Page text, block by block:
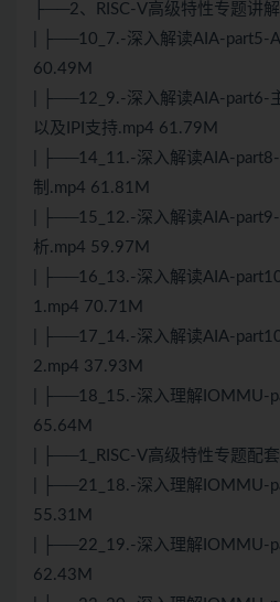
├──2、RISC-V高级特性专题讲解
| ├──10_7.-深入解读AIA-part5-
60.49M
| ├──12_9.-深入解读AIA-part6-
以及IPI支持.mp4 61.79M
| ├──14_11.-深入解读AIA-
制.mp4 61.81M
| ├──15_12.-深入解读AIA-part9-
析.mp4 59.97M
| ├──16_13.-深入解读AIA-
1.mp4 70.71M
| ├──17_14.-深入解读AIA-
2.mp4 37.93M
| ├──18_15.-深入理解IOMMU-
65.64M
| ├──1_RISC-V高级特性专题配
| ├──21_18.-深入理解IOMMU-
55.31M
| ├──22_19.-深入理解IOMMU-
62.43M